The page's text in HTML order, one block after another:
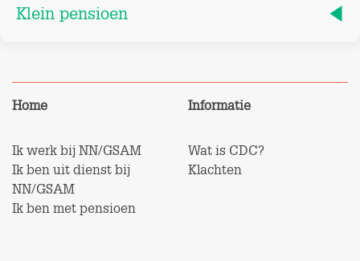
Klein pensioen
Home
Ik werk bij NN/GSAM
Ik ben uit dienst bij
NN/GSAM
Ik ben met pensioen
Informatie
Wat is CDC?
Klachten